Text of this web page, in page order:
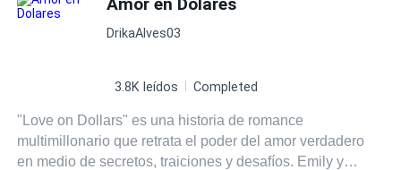
desesperada por encontrar una salida para sus
¿Logrará conquistar Julia ese corazón libertino?
en juego.
Contemporánea
DrikaAlves03
3.8K leídos Completed
"Love on Dollars" es una historia de romance
multimillonario que retrata el poder del amor verdadero
en medio de secretos, traiciones y desafíos. Emily y